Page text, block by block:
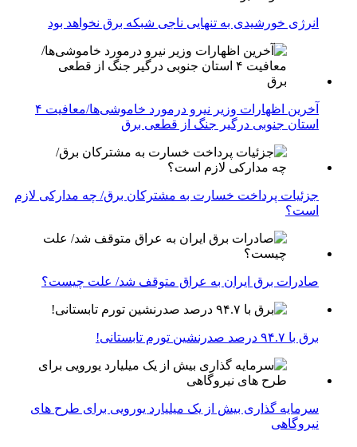
انرژی خورشیدی به تنهایی ناجی شبکه برق نخواهد بود
آخرین اظهارات وزیر نیرو درمورد خاموشی‌ها/معافیت ۴
استان جنوبی درگیر جنگ از قطعی برق
جزئیات پرداخت خسارت به مشترکان برق/ چه مدارکی لازم
است؟
صادرات برق ایران به عراق متوقف شد/ علت چیست؟
برق با ۹۴.۷ درصد صدرنشین تورم تابستانی!
سرمایه گذاری بیش از یک میلیارد یورویی برای طرح های
نیروگاهی